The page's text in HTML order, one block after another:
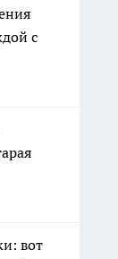
с
вот